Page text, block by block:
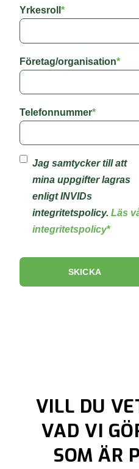
Yrkesroll *
Företag/organisation*
Telefonnummer*
Jag samtycker till att
mina uppgifter lagras
enligt INVIDs
integritetspolicy. Läs
integritetspolicy*
VILL DU
VAD VI
SOM ÄR